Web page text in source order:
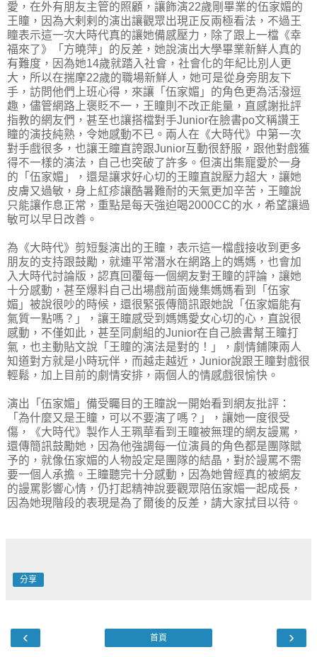
愛，在外有朋友主管的照顧，讓飾演22歲剛畢業的伍家媚的
王瞳，因為大剌剌的演出讓觀眾出現正反兩極看法，不過王
瞳表示這一次大時代真的讓她備感壓力，除了跟上一檔《幸
福來了》「方曉萍」的反差，她說演出大學畢業新鮮人真的
有難度，因為她14歲就踏入社會，社會化的年紀比別人更
大，所以在揣摩22歲的職場新鮮人，她可是從身旁朋友下
手，訪問他們上班心得，來讓「伍家媚」的角色更為活潑逗
趣，儘管網路上褒貶不一，王瞳則不改正能量，直感謝批評
指教的網友們，甚至也讓搭檔對手Junior在臉書po文稱讚王
瞳的演技純熟，令她感動不已。兩人在《大時代》中第一次
對手戲很多，也讓王瞳直誇跟Junior互動很舒服，跟他對戲獲
得不一樣的演法，自己也突破了許多。但演出集寵愛於一身
的「伍家媚」，還是讓求好心切的王瞳直說壓力超大，讓她
皮膚又過敏，身上紅疹讓酷暑難耐的天氣更加辛苦，王瞳說
只能讓作息正常，重點是每天強迫喝2000CC的水，希望讓過
敏可以早日改善。
為《大時代》剪短髮演出的王瞳，表示這一檔戲接收到更多
朋友的支持跟鼓勵，就連平常潛水在網路上的媽媽，也會加
入大時代討論版，認真回覆每一個網友對王瞳的評論，讓她
十分感動，甚至爆料自己出場戲前面幾集媽媽看到「伍家
媚」被說很吵的時候，還很緊張傳簡訊跟她說「伍家媚能有
氣質一點嗎？」，讓王瞳感受到媽媽愛女心切的心，直說很
感動，不僅如此，甚至同劇組的Junior在自己臉書幫王瞳打
氣，也主動貼文說「王瞳的演法是對的！」，劇情鋪陳兩人
知道對方就是小時玩伴，而越走越近，Junior說跟王瞳對戲很
輕鬆，加上目前的劇情安排，兩個人的情感戲很愉快。
演出「伍家媚」備受矚目的王瞳說一開始看到網友批評：
「為什麼又是王瞳，可以不要演了嗎？」，讓她一度很受
傷，《大時代》製作人王珮華看到王瞳被無理的網友謾罵，
還傳簡訊鼓勵她，因為他強調每一位演員的角色都是團隊賦
予的，就像伍家媚的人物設定是團隊的結晶，對於謾罵不需
要一個人承擔。王瞳聽完十分感動，因為她曾經真的被網友
的謾罵影響心情，仍打起精神說要觀眾陪伍家媚一起成長，
因為她現階段的表現是為了爾後的反差，請大家拭目以待。
分享
‹ ›
首頁